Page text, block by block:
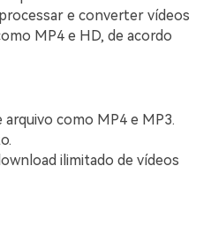
e converter vídeos
MP4 e HD, de acordo
como MP4 e MP3.
ilimitado de vídeos